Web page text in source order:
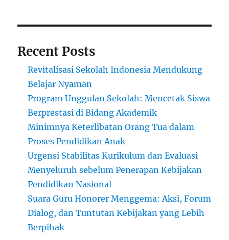
Recent Posts
Revitalisasi Sekolah Indonesia Mendukung
Belajar Nyaman
Program Unggulan Sekolah: Mencetak Siswa
Berprestasi di Bidang Akademik
Minimnya Keterlibatan Orang Tua dalam
Proses Pendidikan Anak
Urgensi Stabilitas Kurikulum dan Evaluasi
Menyeluruh sebelum Penerapan Kebijakan
Pendidikan Nasional
Suara Guru Honorer Menggema: Aksi, Forum
Dialog, dan Tuntutan Kebijakan yang Lebih
Berpihak